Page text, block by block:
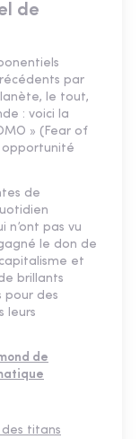
de
par
le tout,
: voici la
» (Fear of
opportunité
de
n’ont pas vu
le don de
et
brillants
pour des
leurs
de
titans